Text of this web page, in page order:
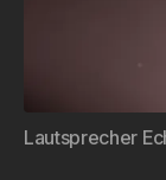
Lautsprecher